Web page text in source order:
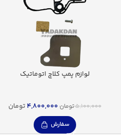
لوازم پمپ کلاچ اتوماتیک
5,100,000تومان4,800,000 تومان
سفارش